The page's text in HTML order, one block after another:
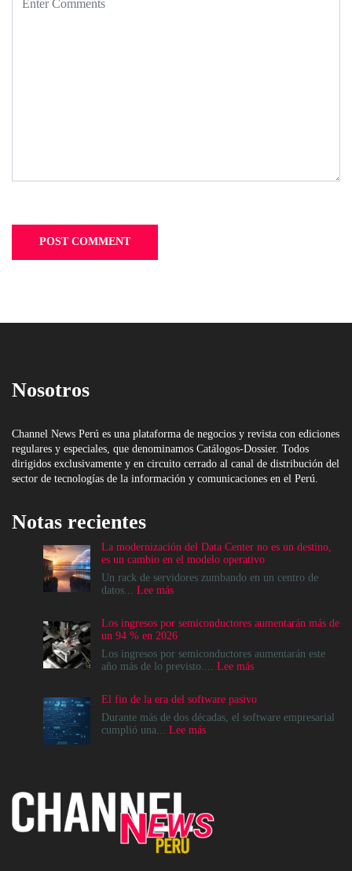
Nosotros
Channel News Perú es una plataforma de negocios y revista con ediciones
regulares y especiales, que denominamos Catálogos-Dossier. Todos
dirigidos exclusivamente y en circuito cerrado al canal de distribución del
sector de tecnologías de la información y comunicaciones en el Perú.
Notas recientes
La modernización del Data Center no es un destino,
es un cambio en el modelo operativo
Un rack de servidores zumbando en un centro de
datos... Lee más:
del
Data
Center
no
destino,
es
un
operativo
Los ingresos por semiconductores aumentarán más de
un 94 % en 2026
Los ingresos por semiconductores aumentarán este
año más de lo previsto.... Lee más:
por
semiconductores
El fin de la era del software pasivo
Durante más de dos décadas, el software empresarial
cumplió una... Lee más:
software
pasivo